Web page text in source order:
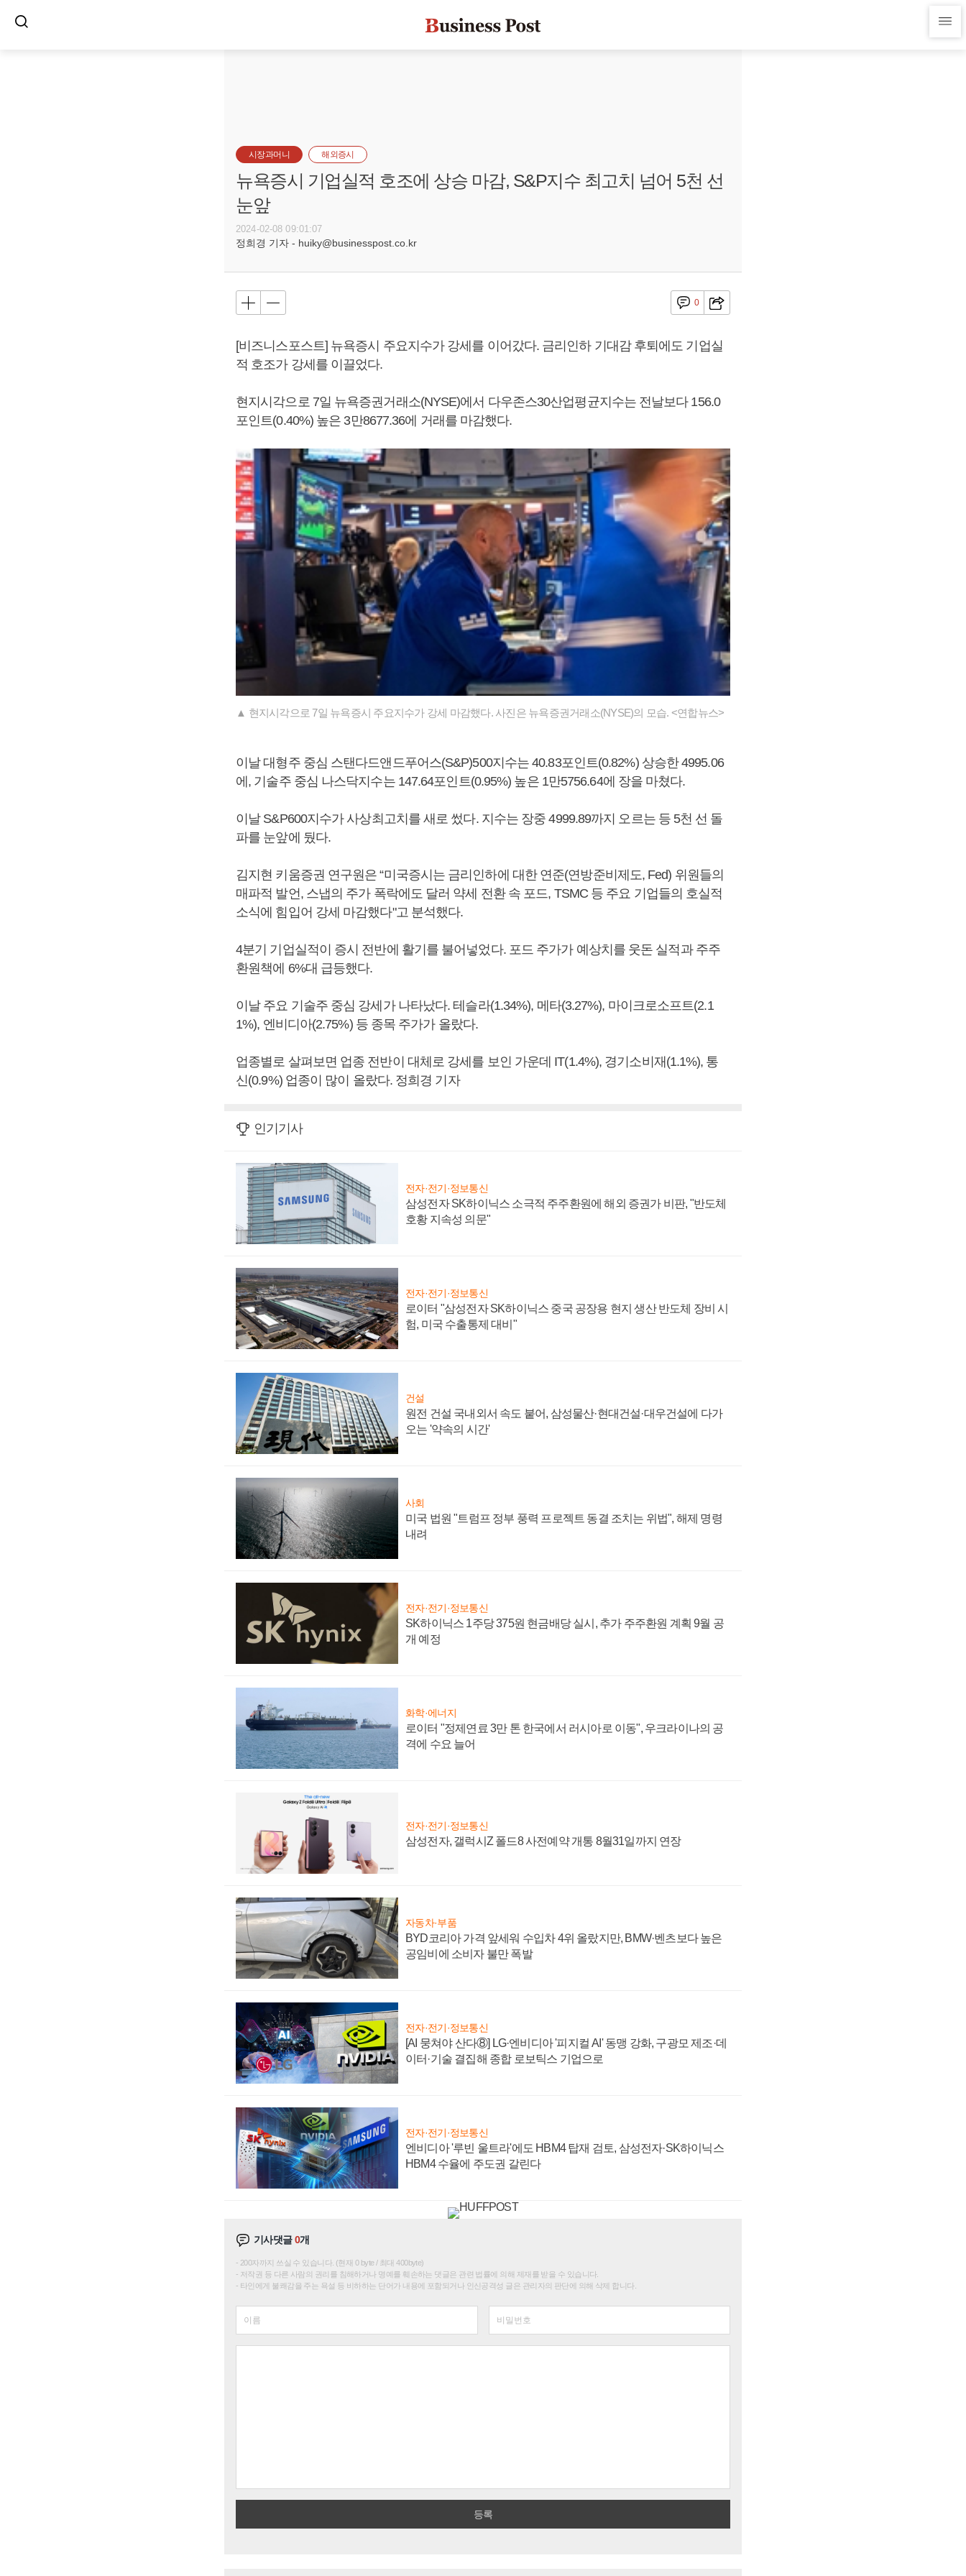
시장과머니 해외증시
뉴욕증시 기업실적 호조에 상승 마감, S&P지수 최고치 넘어 5천 선
눈앞
2024-02-08 09:01:07
정희경 기자 - huiky@businesspost.co.kr
0
[비즈니스포스트] 뉴욕증시 주요지수가 강세를 이어갔다. 금리인하 기대감 후퇴에도 기업실
적 호조가 강세를 이끌었다.
현지시각으로 7일 뉴욕증권거래소(NYSE)에서 다우존스30산업평균지수는 전날보다 156.0
포인트(0.40%) 높은 3만8677.36에 거래를 마감했다.
▲ 현지시각으로 7일 뉴욕증시 주요지수가 강세 마감했다. 사진은 뉴욕증권거래소(NYSE)의 모습. <연합뉴스>
이날 대형주 중심 스탠다드앤드푸어스(S&P)500지수는 40.83포인트(0.82%) 상승한 4995.06
에, 기술주 중심 나스닥지수는 147.64포인트(0.95%) 높은 1만5756.64에 장을 마쳤다.
이날 S&P600지수가 사상최고치를 새로 썼다. 지수는 장중 4999.89까지 오르는 등 5천 선 돌
파를 눈앞에 뒀다.
김지현 키움증권 연구원은 “미국증시는 금리인하에 대한 연준(연방준비제도, Fed) 위원들의
매파적 발언, 스냅의 주가 폭락에도 달러 약세 전환 속 포드, TSMC 등 주요 기업들의 호실적
소식에 힘입어 강세 마감했다"고 분석했다.
4분기 기업실적이 증시 전반에 활기를 불어넣었다. 포드 주가가 예상치를 웃돈 실적과 주주
환원책에 6%대 급등했다.
이날 주요 기술주 중심 강세가 나타났다. 테슬라(1.34%), 메타(3.27%), 마이크로소프트(2.1
1%), 엔비디아(2.75%) 등 종목 주가가 올랐다.
업종별로 살펴보면 업종 전반이 대체로 강세를 보인 가운데 IT(1.4%), 경기소비재(1.1%), 통
신(0.9%) 업종이 많이 올랐다. 정희경 기자
인기기사
전자·전기·정보통신
삼성전자 SK하이닉스 소극적 주주환원에 해외 증권가 비판, "반도체
호황 지속성 의문"
전자·전기·정보통신
로이터 "삼성전자 SK하이닉스 중국 공장용 현지 생산 반도체 장비 시
험, 미국 수출통제 대비"
건설
원전 건설 국내외서 속도 붙어, 삼성물산·현대건설·대우건설에 다가
오는 '약속의 시간'
사회
미국 법원 "트럼프 정부 풍력 프로젝트 동결 조치는 위법", 해제 명령
내려
전자·전기·정보통신
SK하이닉스 1주당 375원 현금배당 실시, 추가 주주환원 계획 9월 공
개 예정
화학·에너지
로이터 "정제연료 3만 톤 한국에서 러시아로 이동", 우크라이나의 공
격에 수요 늘어
전자·전기·정보통신
삼성전자, 갤럭시Z 폴드8 사전예약 개통 8월31일까지 연장
자동차·부품
BYD코리아 가격 앞세워 수입차 4위 올랐지만, BMW·벤츠보다 높은
공임비에 소비자 불만 폭발
전자·전기·정보통신
[AI 뭉쳐야 산다⑧] LG·엔비디아 '피지컬 AI' 동맹 강화, 구광모 제조·데
이터·기술 결집해 종합 로보틱스 기업으로
전자·전기·정보통신
엔비디아 '루빈 울트라'에도 HBM4 탑재 검토, 삼성전자·SK하이닉스
HBM4 수율에 주도권 갈린다
기사댓글0개
200자까지 쓰실 수 있습니다. (현재 0 byte / 최대 400byte)
저작권 등 다른 사람의 권리를 침해하거나 명예를 훼손하는 댓글은 관련 법률에 의해 제재를 받을 수 있습니다.
타인에게 불쾌감을 주는 욕설 등 비하하는 단어가 내용에 포함되거나 인신공격성 글은 관리자의 판단에 의해 삭제 합니다.